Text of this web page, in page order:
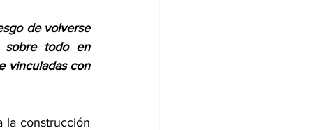
de volverse
sobre todo en
vinculadas con
la construcción